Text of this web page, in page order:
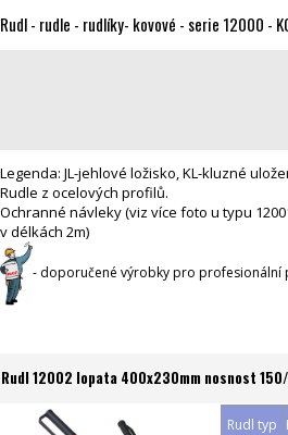
Rudl - rudle - rudlíky- kovové - serie 12000 -
Legenda: JL-jehlové ložisko, KL-kluzné
Rudle z ocelových profilů.
Ochranné návleky (viz více foto u typu
v délkách 2m)
- doporučené výrobky pro profesionální
Rudl 12002 lopata 400x230mm nosnost
Rudl typ